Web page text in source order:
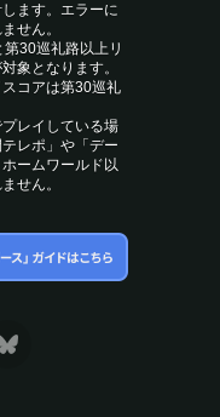
ます。エラーに
せん。
30巡礼路以上リ
象となります。
コアは第30巡礼
レイしている場
レポ」や「デー
ームワールド以
せん。